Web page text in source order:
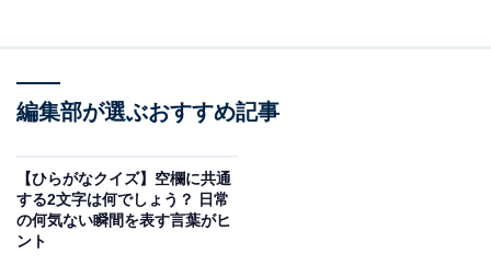
か□□し
いえば？
関連記事
編集部が選ぶおすすめ記事
【ひらがなクイズ】空欄に共通
する2文字は何でしょう？ 日常
の何気ない瞬間を表す言葉がヒ
ント